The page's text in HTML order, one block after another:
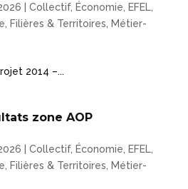
Collectif, Économie EFEL
Filières & Territoires
Métier-
2014 –...
zone AOP
Collectif, Économie EFEL
Filières & Territoires
Métier-